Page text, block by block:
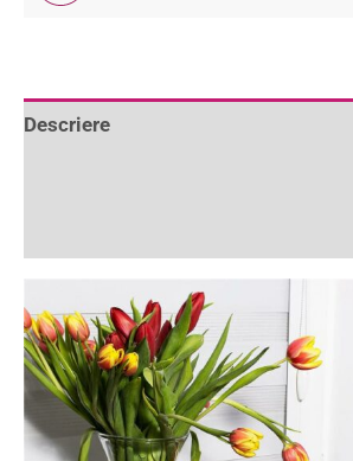
Descriere